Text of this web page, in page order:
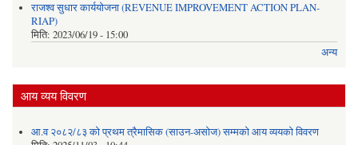
राजश्व सुधार कार्ययोजना (REVENUE IMPROVEMENT ACTION PLAN-
RIAP)
मिति: 2023/06/19 - 15:00
अन्य
आय व्यय विवरण
आ.व २०८२/८३ को प्रथम त्रैमासिक (साउन-असोज) सम्मको आय व्ययको विवरण